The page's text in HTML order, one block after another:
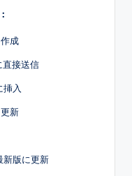
成
直接送信
入
新
版に更新